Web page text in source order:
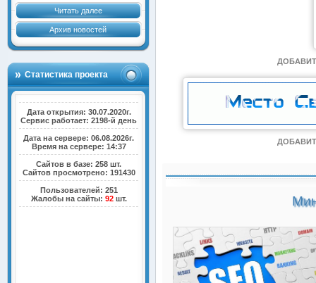
Читать далее
Архив новостей
Статистика проекта
Дата открытия: 30.07.2020г.
Сервис работает: 2198-й день
Дата на сервере: 06.08.2026г.
Время на сервере: 14:37
Сайтов в базе: 258 шт.
Сайтов просмотрено: 191430
Пользователей: 251
Жалобы на сайты: 92шт.